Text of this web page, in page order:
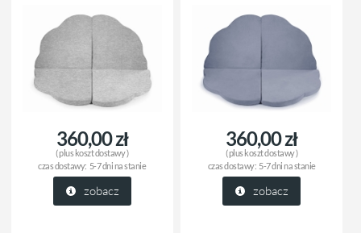
360,00 zł
( plus koszt dostawy)
czas dostawy: 5-7 dni na stanie
zobacz
360,00 zł
( plus koszt dostawy)
czas dostawy: 5-7 dni na stanie
zobacz